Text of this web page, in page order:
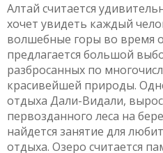
Алтай считается
хочет увидеть каждый
волшебные горы во время
предлагается большой
разбросанных по
красивейшей природы.
отдыха Дали-Видали,
первозданного леса на
найдется занятие для
отдыха. Озеро считается